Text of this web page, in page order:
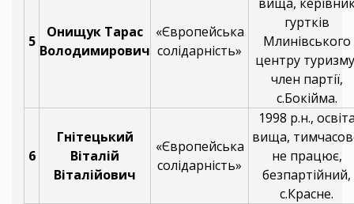
5
Онищук Тарас
Володимирович
«Європейська
солідарність»
гуртків
Млинівського
центру
член партії,
с.Бокійма.
6
Гнітецький
Віталій
Віталійович
«Європейська
солідарність»
1998 р.н.,
вища,
не працює,
безпартійний,
с.Красне.